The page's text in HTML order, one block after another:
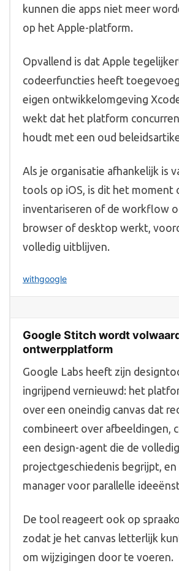
kunnen die apps niet meer
op het Apple-platform.
Opvallend is dat Apple
codeerfuncties heeft
eigen ontwikkelomgeving
wekt dat het platform
houdt met een oud
Als je organisatie afhankelijk is
tools op iOS, is dit het moment
inventariseren of de workflow
browser of desktop werkt,
volledig uitblijven.
withgoogle
Google Stitch wordt
ontwerpplatform
Google Labs heeft zijn
ingrijpend vernieuwd: het
over een oneindig canvas dat
combineert over afbeeldingen,
een design-agent die de
projectgeschiedenis begrijpt, en
manager voor parallelle
De tool reageert ook op
zodat je het canvas letterlijk
om wijzigingen door te voeren.